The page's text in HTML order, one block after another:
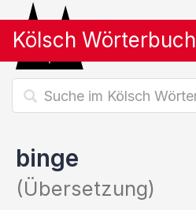
Kölsch Wörterbuch
binge
(Übersetzung)